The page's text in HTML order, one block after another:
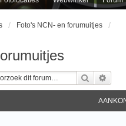
Foto's NCN- en forumuitjes
Zoek